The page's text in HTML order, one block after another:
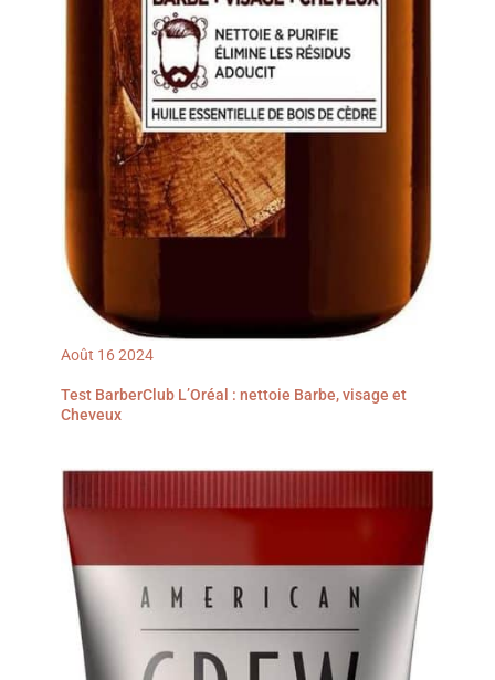
Août 162024
Test BarberClub L’Oréal : nettoie Barbe, visage et
Cheveux